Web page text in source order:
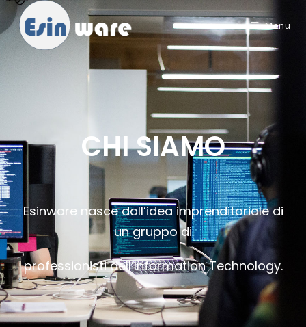
Menu
CHI SIAMO
Esinware nasce dall’idea imprenditoriale di
un gruppo di
professionisti dell’Information Technology.